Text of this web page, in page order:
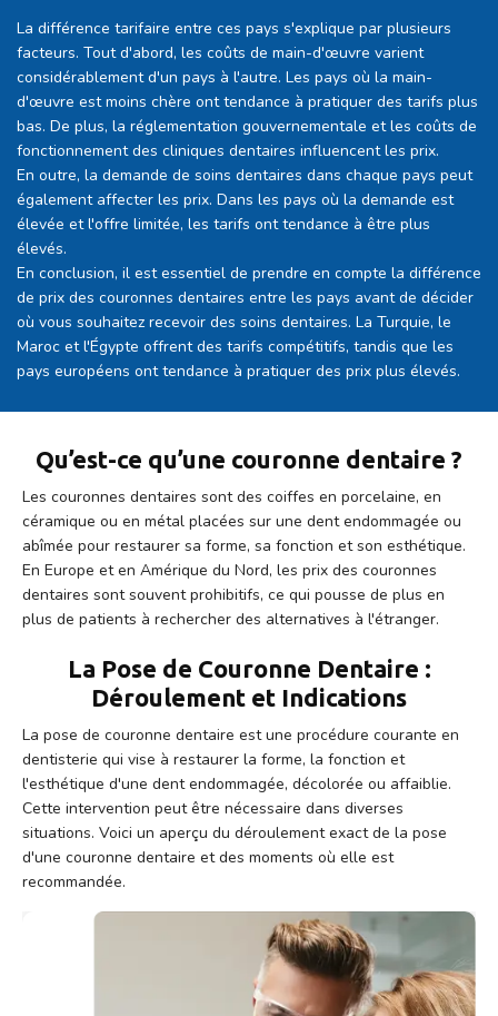
La différence tarifaire entre ces pays s'explique par plusieurs
facteurs. Tout d'abord, les coûts de main-d'œuvre varient
considérablement d'un pays à l'autre. Les pays où la main-
d'œuvre est moins chère ont tendance à pratiquer des tarifs plus
bas. De plus, la réglementation gouvernementale et les coûts de
fonctionnement des cliniques dentaires influencent les prix.
En outre, la demande de soins dentaires dans chaque pays peut
également affecter les prix. Dans les pays où la demande est
élevée et l'offre limitée, les tarifs ont tendance à être plus
élevés.
En conclusion, il est essentiel de prendre en compte la différence
de prix des couronnes dentaires entre les pays avant de décider
où vous souhaitez recevoir des soins dentaires. La Turquie, le
Maroc et l'Égypte offrent des tarifs compétitifs, tandis que les
pays européens ont tendance à pratiquer des prix plus élevés.
Qu’est-ce qu’une couronne dentaire ?
Les couronnes dentaires sont des coiffes en porcelaine, en
céramique ou en métal placées sur une dent endommagée ou
abîmée pour restaurer sa forme, sa fonction et son esthétique.
En Europe et en Amérique du Nord, les prix des couronnes
dentaires sont souvent prohibitifs, ce qui pousse de plus en
plus de patients à rechercher des alternatives à l'étranger.
La Pose de Couronne Dentaire :
Déroulement et Indications
La pose de couronne dentaire est une procédure courante en
dentisterie qui vise à restaurer la forme, la fonction et
l'esthétique d'une dent endommagée, décolorée ou affaiblie.
Cette intervention peut être nécessaire dans diverses
situations. Voici un aperçu du déroulement exact de la pose
d'une couronne dentaire et des moments où elle est
recommandée.